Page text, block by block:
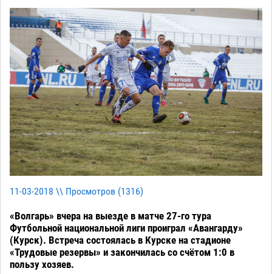
11-03-2018 \\ Просмотров (1316)
«Волгарь» вчера на выезде в матче 27-го тура
Футбольной национальной лиги проиграл «Авангарду»
(Курск). Встреча состоялась в Курске на стадионе
«Трудовые резервы» и закончилась со счётом 1:0 в
пользу хозяев.